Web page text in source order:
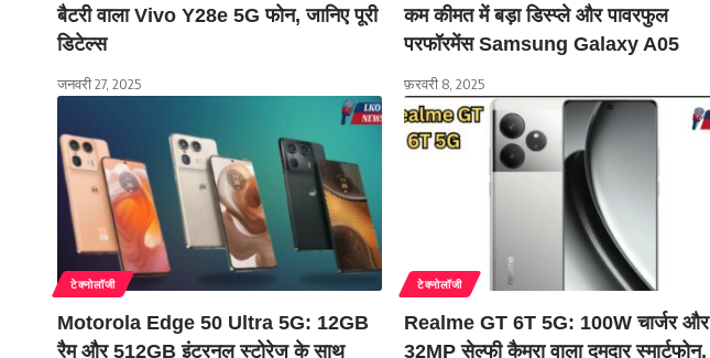
बैटरी वाला Vivo Y28e 5G फोन, जानिए पूरी
डिटेल्स
जनवरी 27, 2025
कम कीमत में बड़ा डिस्प्ले और पावरफुल
परफॉरमेंस Samsung Galaxy A05
फ़रवरी 8, 2025
टेक्नोलॉजी
Motorola Edge 50 Ultra 5G: 12GB
रैम और 512GB इंटरनल स्टोरेज के साथ
टेक्नोलॉजी
Realme GT 6T 5G: 100W चार्जर और
32MP सेल्फी कैमरा वाला दमदार स्मार्टफोन,